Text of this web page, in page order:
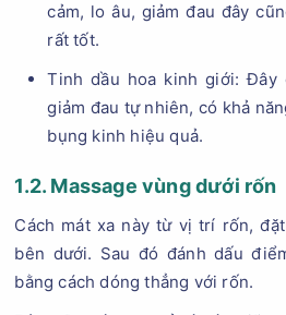
cảm, lo âu, giảm đau đây
rất tốt.
Tinh dầu hoa kinh giới: Đây
giảm đau tự nhiên, có khả
bụng kinh hiệu quả.
1.2. Massage vùng dưới rốn
Cách mát xa này từ vị trí rốn,
bên dưới. Sau đó đánh dấu
bằng cách dóng thẳng với rốn.